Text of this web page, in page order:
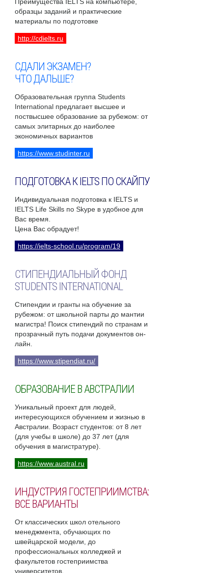
Преимущества IELTS на компьютере,
образцы заданий и практические
материалы по подготовке
http://cdielts.ru
СДАЛИ ЭКЗАМЕН?
ЧТО ДАЛЬШЕ?
Образовательная группа Students
International предлагает высшее и
поствысшее образование за рубежом: от
самых элитарных до наиболее
экономичных вариантов
https://www.studinter.ru
ПОДГОТОВКА К IELTS ПО СКАЙПУ
Индивидуальная подготовка к IELTS и
IELTS Life Skills по Skype в удобное для
Вас время.
Цена Вас обрадует!
https://ielts-school.ru/program/19
СТИПЕНДИАЛЬНЫЙ ФОНД
STUDENTS INTERNATIONAL
Стипендии и гранты на обучение за
рубежом: от школьной парты до мантии
магистра! Поиск стипендий по странам и
прозрачный путь подачи документов он-
лайн.
https://www.stipendiat.ru/
ОБРАЗОВАНИЕ В АВСТРАЛИИ
Уникальный проект для людей,
интересующихся обучением и жизнью в
Австралии. Возраст студентов: от 8 лет
(для учебы в школе) до 37 лет (для
обучения в магистратуре).
https://www.austral.ru
ИНДУСТРИЯ ГОСТЕПРИИМСТВА:
ВСЕ ВАРИАНТЫ
От классических школ отельного
менеджмента, обучающих по
швейцарской модели, до
профессиональных колледжей и
факультетов гостеприимства
университетов.